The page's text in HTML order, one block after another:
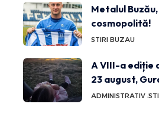
Metalul
cosmopolită!
STIRI BUZAU
A VIII-a ediție
23 august,
ADMINISTRATIV